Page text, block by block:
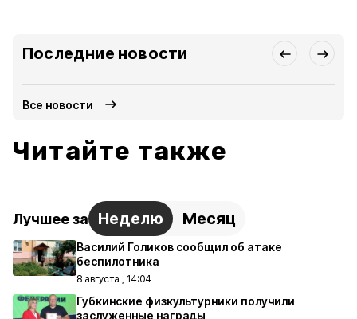
Последние новости
Все новости
Читайте также
Лучшее за Неделю Месяц
Василий Голиков сообщил об атаке
беспилотника
8 августа , 14:04
Губкинские физкультурники получили
заслуженные награды